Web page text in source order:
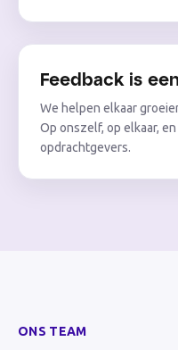
Feedback is
We helpen elkaar
Op onszelf, op elkaar,
opdrachtgevers.
ONS TEAM